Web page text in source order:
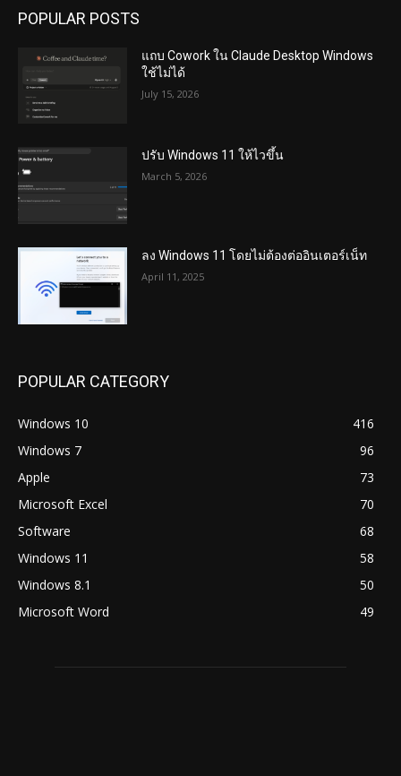
POPULAR POSTS
แถบ Cowork ใน Claude Desktop Windows
ใช้ไม่ได้
July 15, 2026
ปรับ Windows 11 ให้ไวขึ้น
March 5, 2026
ลง Windows 11 โดยไม่ต้องต่ออินเตอร์เน็ท
April 11, 2025
POPULAR CATEGORY
Windows 10
416
Windows 7
96
Apple
73
Microsoft Excel
70
Software
68
Windows 11
58
Windows 8.1
50
Microsoft Word
49